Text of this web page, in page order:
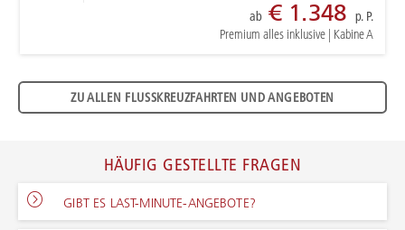
ab€ 1.348 p. P.
Premium alles inklusive | Kabine A
ZU ALLEN FLUSSKREUZFAHRTEN UND ANGEBOTEN
HÄUFIG GESTELLTE FRAGEN
GIBT ES LAST-MINUTE-ANGEBOTE?